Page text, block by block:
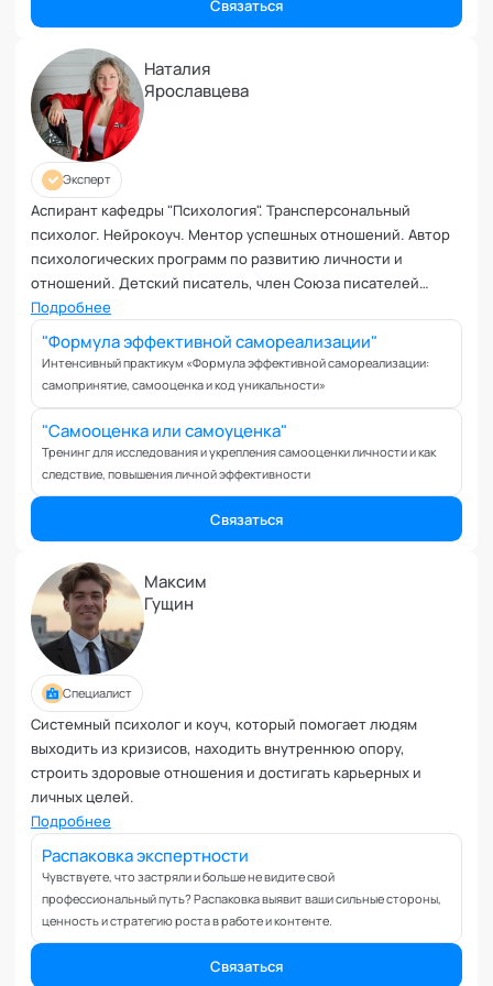
Коучинг руководителей
Кризисы
Маркетинговые и PR коммуникации
Международные коммуникации
Межличностные конфликты
Наставничество
Невроз
Обучение и образовательные программы
Ораторское искусство
Организация и проведение переговоров
Оргконсультирование
Осознанность
Отношения с родителями
Персональный коучинг
Планирование и внедрение изменений
Поведенческий анализ
Половое воспитание
Презентация и искусство продаж
Проблемы с партнером
Прогнозирование
Продуктивность и мотивация сотрудников
Профайлинг и оценка персонала
Профориентация и поиск призвания
Психологические травмы и блоки
Развитие креативности
Развитие лидерских качеств
Разработка бизнес-процессов
Связаться
Наталия
Ярославцева
Эксперт
Аспирант кафедры "Психология". Трансперсональный
психолог. Нейрокоуч. Ментор успешных отношений. Автор
психологических программ по развитию личности и
отношений. Детский писатель, член Союза писателей
России. Эксперт кафедры "Трансперсональная психология"
Академии социальных технологий
Подробнее
"Формула эффективной самореализации"
Интенсивный практикум «Формула эффективной самореализации:
самопринятие, самооценка и код уникальности»
"Самооценка или самоуценка"
Тренинг для исследования и укрепления самооценки личности и как
следствие, повышения личной эффективности
Связаться
Максим
Гущин
Специалист
Системный психолог и коуч, который помогает людям
выходить из кризисов, находить внутреннюю опору,
строить здоровые отношения и достигать карьерных и
личных целей.
Подробнее
Распаковка экспертности
Чувствуете, что застряли и больше не видите свой
профессиональный путь? Распаковка выявит ваши сильные стороны,
ценность и стратегию роста в работе и контенте.
Связаться